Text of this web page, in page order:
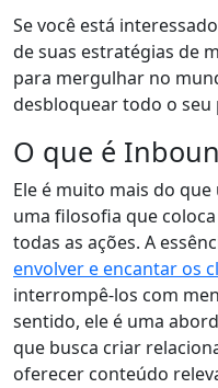
Se você está
de suas estratégias de
para mergulhar no
desbloquear todo o seu
O que é
Ele é muito mais do
uma filosofia que
todas as ações. A
envolver e encantar os
interrompê-los com
sentido, ele é uma
que busca criar
oferecer conteúdo